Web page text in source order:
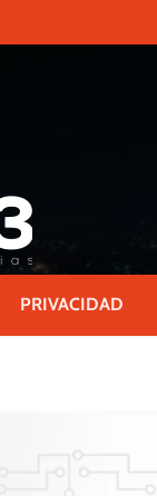
PRIVACIDAD